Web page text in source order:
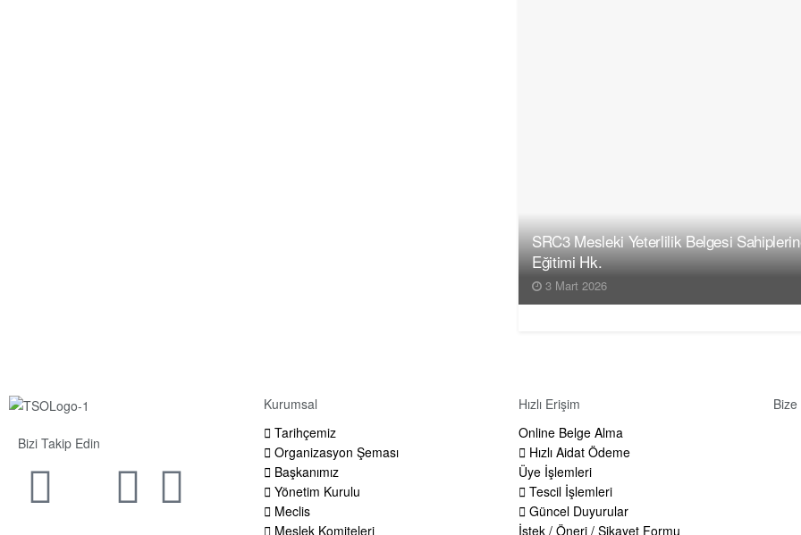
SRC3 Mesleki Yeterlilik Belgesi
Eğitimi Hk.
3 Mart 2026
Bizi Takip Edin
Kurumsal
Tarihçemiz
Organizasyon Şeması
Başkanımız
Yönetim Kurulu
Meclis
Meslek Komiteleri
Hızlı Erişim
Online Belge Alma
Hızlı Aidat Ödeme
Üye İşlemleri
Tescil İşlemleri
Güncel Duyurular
İstek / Öneri / Şikayet Formu
Bize